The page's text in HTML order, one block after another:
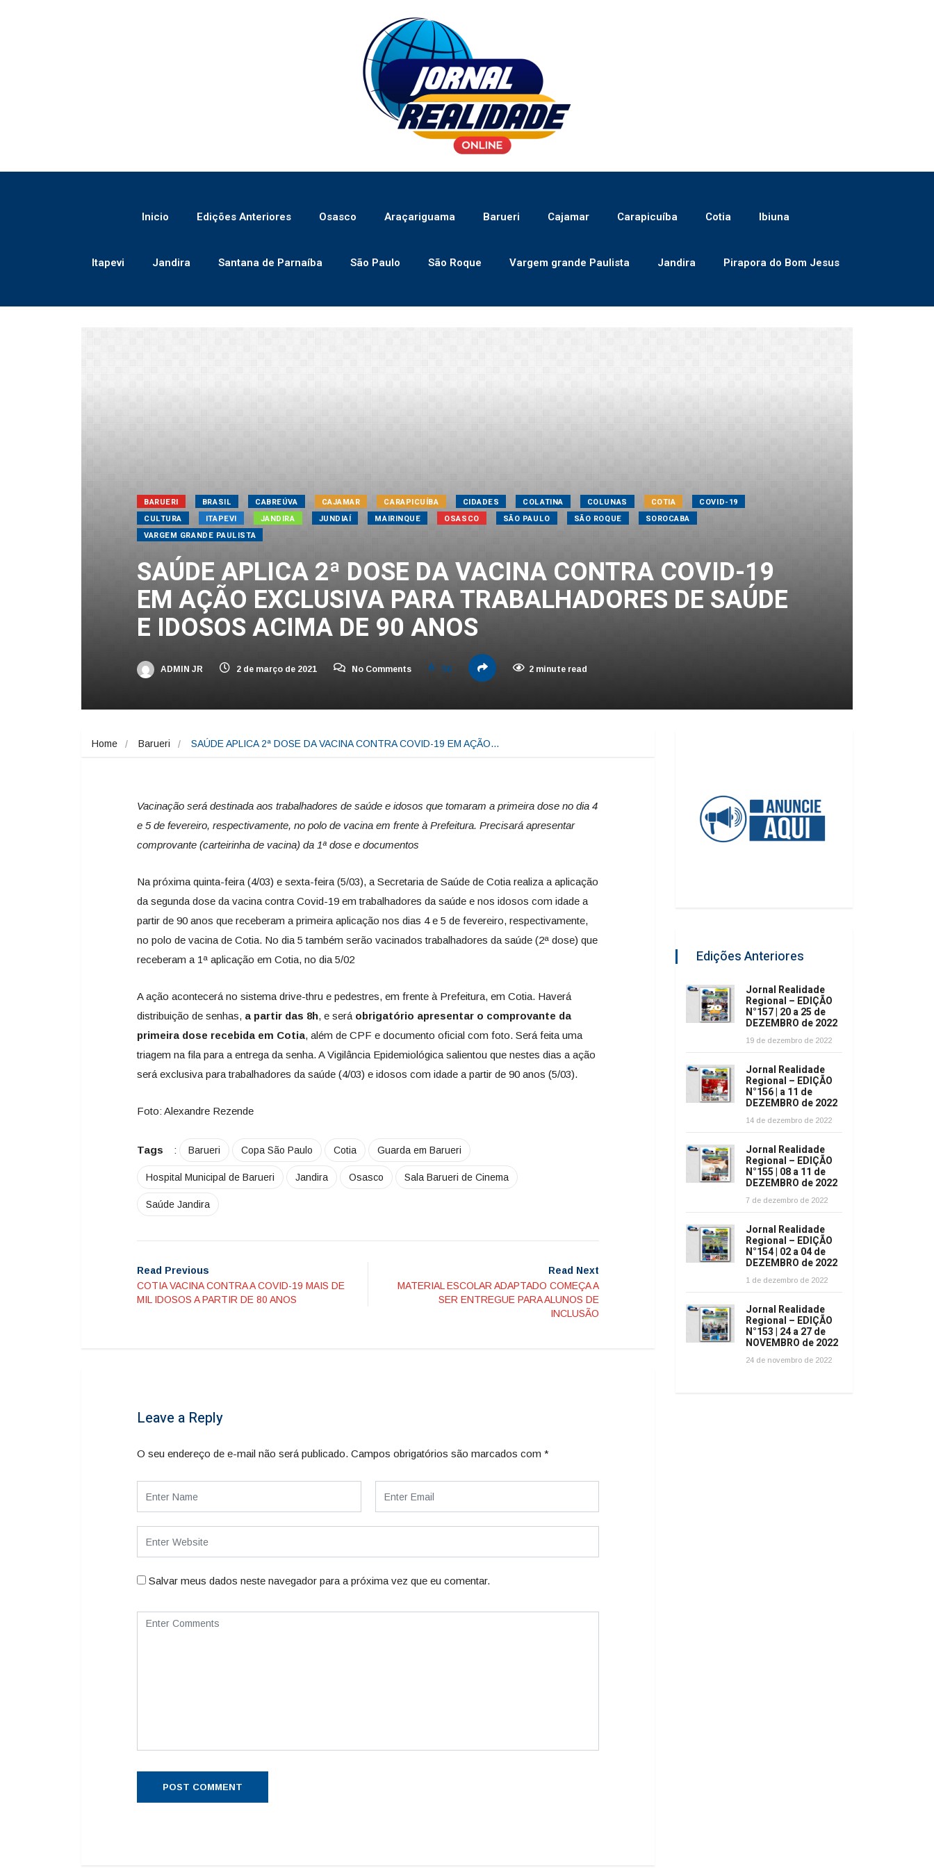
Inicio Edições Anteriores Osasco Araçariguama Barueri Cajamar Carapicuíba Cotia Ibiuna
Itapevi Jandira Santana de Parnaíba São Paulo São Roque Vargem grande Paulista Jandira Pirapora do Bom Jesus
BARUERI BRASIL CABREÚVA CAJAMAR CARAPICUÍBA CIDADES COLATINA COLUNAS COTIA
COVID-19
CULTURA
ITAPEVI JANDIRA JUNDIAÍ MAIRINQUE OSASCO SÃO PAULO SÃO ROQUE
SOROCABA
VARGEM GRANDE PAULISTA
SAÚDE APLICA 2ª DOSE DA VACINA CONTRA COVID-19
EM AÇÃO EXCLUSIVA PARA TRABALHADORES DE SAÚDE
E IDOSOS ACIMA DE 90 ANOS
ADMIN JR 2 de março de 2021 No Comments 56 2 minute read
Home Barueri SAÚDE APLICA 2ª DOSE DA VACINA CONTRA COVID-19 EM AÇÃO…
Vacinação será destinada aos trabalhadores de saúde e idosos que tomaram a primeira dose no dia 4
e 5 de fevereiro, respectivamente, no polo de vacina em frente à Prefeitura. Precisará apresentar
comprovante (carteirinha de vacina) da 1ª dose e documentos
Na próxima quinta-feira (4/03) e sexta-feira (5/03), a Secretaria de Saúde de Cotia realiza a aplicação
da segunda dose da vacina contra Covid-19 em trabalhadores da saúde e nos idosos com idade a
partir de 90 anos que receberam a primeira aplicação nos dias 4 e 5 de fevereiro, respectivamente,
no polo de vacina de Cotia. No dia 5 também serão vacinados trabalhadores da saúde (2ª dose) que
receberam a 1ª aplicação em Cotia, no dia 5/02
A ação acontecerá no sistema drive-thru e pedestres, em frente à Prefeitura, em Cotia. Haverá
distribuição de senhas, a partir das 8h, e será obrigatório apresentar o comprovante da
primeira dose recebida em Cotia, além de CPF e documento oficial com foto. Será feita uma
triagem na fila para a entrega da senha. A Vigilância Epidemiológica salientou que nestes dias a ação
será exclusiva para trabalhadores da saúde (4/03) e idosos com idade a partir de 90 anos (5/03).
Foto: Alexandre Rezende
Tags : Barueri Copa São Paulo Cotia Guarda em Barueri
Hospital Municipal de Barueri Jandira Osasco Sala Barueri de Cinema
Saúde Jandira
Read Previous
COTIA VACINA CONTRA A COVID-19 MAIS DE
MIL IDOSOS A PARTIR DE 80 ANOS
Read Next
MATERIAL ESCOLAR ADAPTADO COMEÇA A
SER ENTREGUE PARA ALUNOS DE
INCLUSÃO
Leave a Reply
O seu endereço de e-mail não será publicado. Campos obrigatórios são marcados com *
Salvar meus dados neste navegador para a próxima vez que eu comentar.
Edições Anteriores
Jornal Realidade
Regional – EDIÇÃO
N°157 | 20 a 25 de
DEZEMBRO de 2022
19 de dezembro de 2022
Jornal Realidade
Regional – EDIÇÃO
N°156 | a 11 de
DEZEMBRO de 2022
14 de dezembro de 2022
Jornal Realidade
Regional – EDIÇÃO
N°155 | 08 a 11 de
DEZEMBRO de 2022
7 de dezembro de 2022
Jornal Realidade
Regional – EDIÇÃO
N°154 | 02 a 04 de
DEZEMBRO de 2022
1 de dezembro de 2022
Jornal Realidade
Regional – EDIÇÃO
N°153 | 24 a 27 de
NOVEMBRO de 2022
24 de novembro de 2022